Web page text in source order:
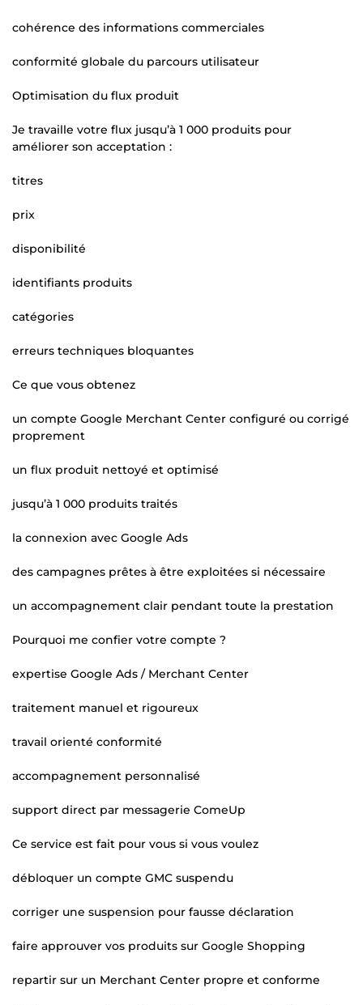
cohérence des informations commerciales
conformité globale du parcours utilisateur
Optimisation du flux produit
Je travaille votre flux jusqu’à 1 000 produits pour
améliorer son acceptation :
titres
prix
disponibilité
identifiants produits
catégories
erreurs techniques bloquantes
Ce que vous obtenez
un compte Google Merchant Center configuré ou corrigé
proprement
un flux produit nettoyé et optimisé
jusqu’à 1 000 produits traités
la connexion avec Google Ads
des campagnes prêtes à être exploitées si nécessaire
un accompagnement clair pendant toute la prestation
Pourquoi me confier votre compte ?
expertise Google Ads / Merchant Center
traitement manuel et rigoureux
travail orienté conformité
accompagnement personnalisé
support direct par messagerie ComeUp
Ce service est fait pour vous si vous voulez
débloquer un compte GMC suspendu
corriger une suspension pour fausse déclaration
faire approuver vos produits sur Google Shopping
repartir sur un Merchant Center propre et conforme